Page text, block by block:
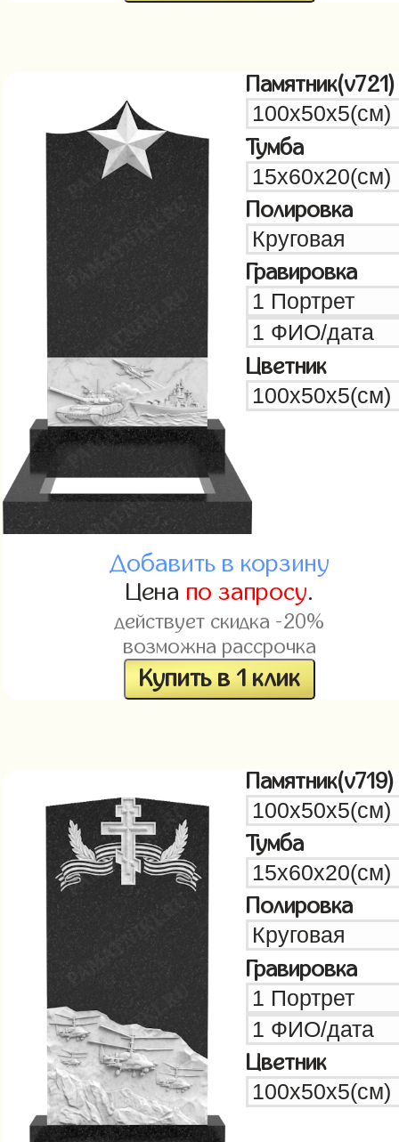
Памятник(v721)
Тумба
Полировка
Гравировка
Цветник
Добавить в корзину
Цена по запросу.
действует скидка -20%
возможна рассрочка
Купить в 1 клик
Памятник(v719)
Тумба
Полировка
Гравировка
Цветник